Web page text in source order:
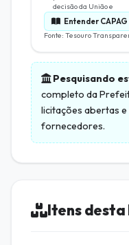
decisão da União e
Entender
Fonte: Tesouro
Pesquisando
completo da
licitações abertas
fornecedores.
Itens desta